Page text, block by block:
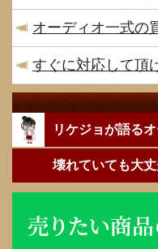
オーディオ一式の
すぐに対応して頂
リケジョが語る
壊れていても大